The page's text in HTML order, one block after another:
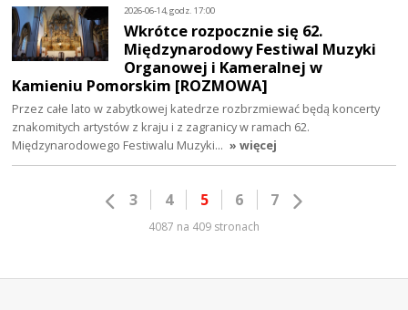
2026-06-14, godz. 17:00
Wkrótce rozpocznie się 62.
Międzynarodowy Festiwal Muzyki
Organowej i Kameralnej w
Kamieniu Pomorskim [ROZMOWA]
Przez całe lato w zabytkowej katedrze rozbrzmiewać będą koncerty
znakomitych artystów z kraju i z zagranicy w ramach 62.
Międzynarodowego Festiwalu Muzyki… » więcej
3 4 5 6 7
4087 na 409 stronach